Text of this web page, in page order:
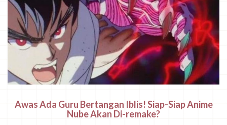
Awas Ada Guru Bertangan Iblis! Siap-Siap Anime
Nube Akan Di-remake?